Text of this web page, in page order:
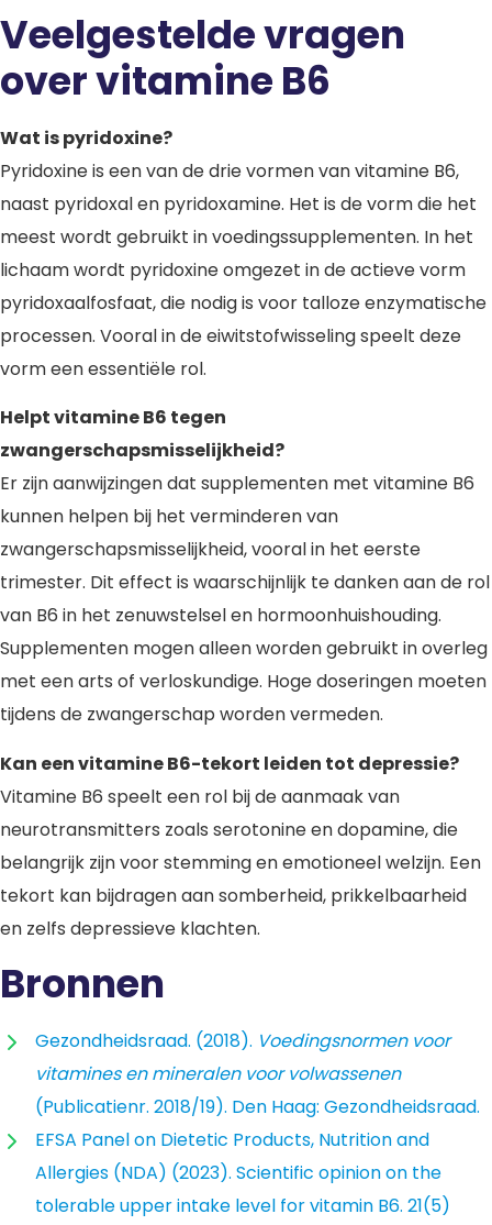
Veelgestelde vragen
over vitamine B6
Wat is pyridoxine?
Pyridoxine is een van de drie vormen van vitamine B6,
naast pyridoxal en pyridoxamine. Het is de vorm die het
meest wordt gebruikt in voedingssupplementen. In het
lichaam wordt pyridoxine omgezet in de actieve vorm
pyridoxaalfosfaat, die nodig is voor talloze enzymatische
processen. Vooral in de eiwitstofwisseling speelt deze
vorm een essentiële rol.
Helpt vitamine B6 tegen
zwangerschapsmisselijkheid?
Er zijn aanwijzingen dat supplementen met vitamine B6
kunnen helpen bij het verminderen van
zwangerschapsmisselijkheid, vooral in het eerste
trimester. Dit effect is waarschijnlijk te danken aan de rol
van B6 in het zenuwstelsel en hormoonhuishouding.
Supplementen mogen alleen worden gebruikt in overleg
met een arts of verloskundige. Hoge doseringen moeten
tijdens de zwangerschap worden vermeden.
Kan een vitamine B6-tekort leiden tot depressie?
Vitamine B6 speelt een rol bij de aanmaak van
neurotransmitters zoals serotonine en dopamine, die
belangrijk zijn voor stemming en emotioneel welzijn. Een
tekort kan bijdragen aan somberheid, prikkelbaarheid
en zelfs depressieve klachten.
Bronnen
Gezondheidsraad. (2018). Voedingsnormen voor
vitamines en mineralen voor volwassenen
(Publicatienr. 2018/19). Den Haag: Gezondheidsraad.
EFSA Panel on Dietetic Products, Nutrition and
Allergies (NDA) (2023). Scientific opinion on the
tolerable upper intake level for vitamin B6. 21(5)